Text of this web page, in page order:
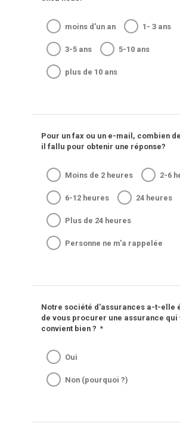
moins d'un an 1- 3 ans
3-5 ans 5-10 ans
plus de 10 ans
Pour un fax ou un e-mail, combien
il fallu pour obtenir une réponse?
Moins de 2 heures 2-6
6-12 heures 24 heures
Plus de 24 heures
Personne ne m'a rappelée
Notre société d'assurances a-t-elle
de vous procurer une assurance qui
convient bien ? *
Oui
Non (pourquoi ?)